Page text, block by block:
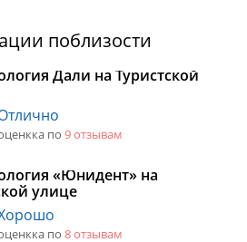
поблизости
Дали на Туристской
по 9 отзывaм
«Юнидент» на
улице
по 8 отзывaм